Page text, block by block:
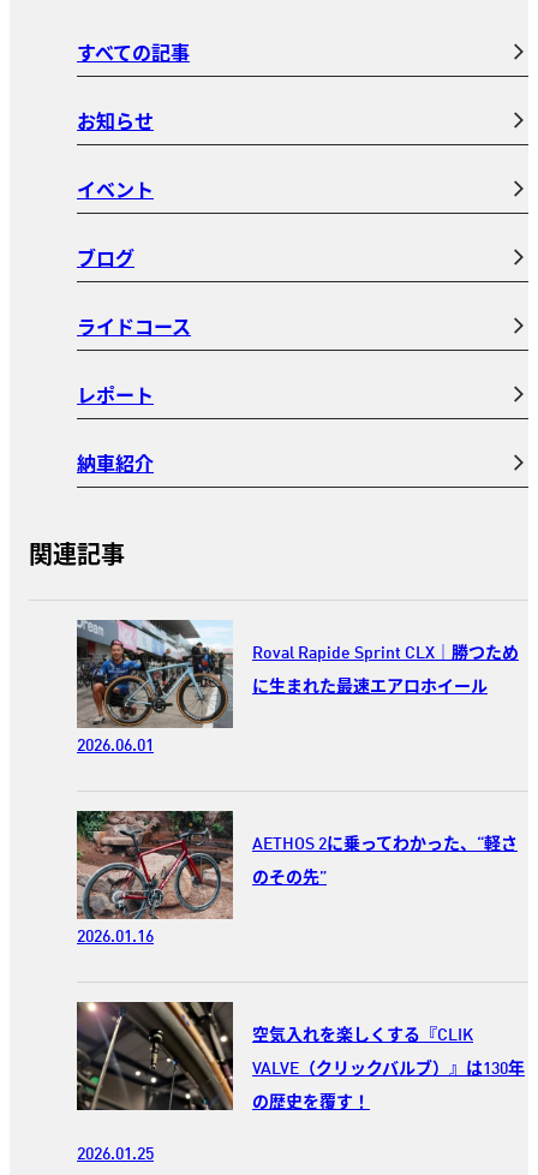
すべての記事
お知らせ
イベント
ブログ
ライドコース
レポート
納車紹介
関連記事
Roval Rapide Sprint CLX｜勝つため
に生まれた最速エアロホイール
2026.06.01
AETHOS 2に乗ってわかった、“軽さ
のその先”
2026.01.16
空気入れを楽しくする『CLIK
VALVE（クリックバルブ）』は130年
の歴史を覆す！
2026.01.25